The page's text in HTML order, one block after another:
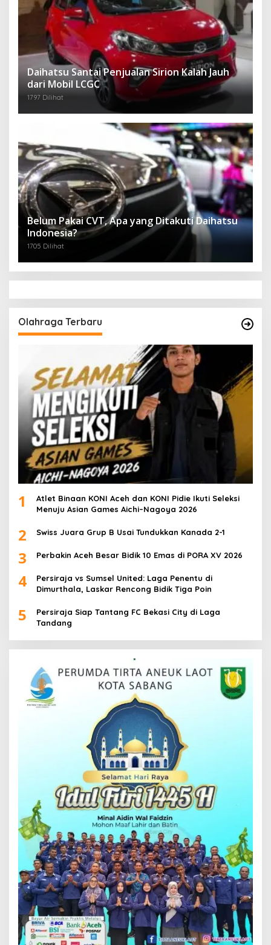
Daihatsu Santai Penjualan Sirion Kalah Jauh
dari Mobil LCGC
1797 Dilihat
Belum Pakai CVT, Apa yang Ditakuti Daihatsu
Indonesia?
1705 Dilihat
Olahraga Terbaru
1
Atlet Binaan KONI Aceh dan KONI Pidie Ikuti Seleksi
Menuju Asian Games Aichi–Nagoya 2026
2 Swiss Juara Grup B Usai Tundukkan Kanada 2-1
3 Perbakin Aceh Besar Bidik 10 Emas di PORA XV 2026
4
Persiraja vs Sumsel United: Laga Penentu di
Dimurthala, Laskar Rencong Bidik Tiga Poin
5
Persiraja Siap Tantang FC Bekasi City di Laga
Tandang